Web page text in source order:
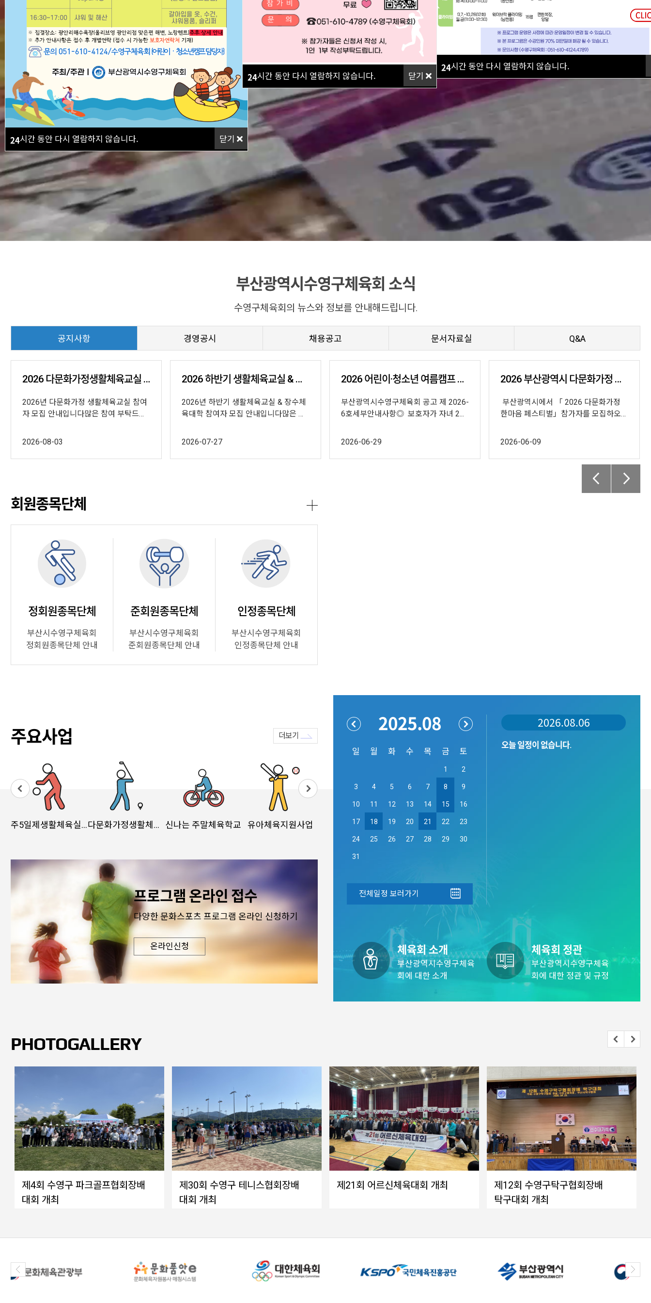
24시간 동안 다시 열람하지 않습니다. 닫기
24시간 동안 다시 열람하지 않습니다.
24시간 동안 다시 열람하지 않습니다. 닫기
부산광역시수영구체육회 소식
수영구체육회의 뉴스와 정보를 안내해드립니다.
공지사항 경영공시 채용공고 문서자료실 Q&A
2026 다문화가정생활체육교실 참가자 안내 모집
2026년 다문화가정 생활체육교실 참여
자 모집 안내입니다많은 참여 부탁드립
2026-08-03
2026 하반기 생활체육교실 & 장수체육대학 참여자 모…
2026년 하반기 생활체육교실 & 장수체
육대학 참여자 모집 안내입니다많은 참
2026-07-27
2026 어린이·청소년 여름캠프 참가자 모집 안내
부산광역시수영구체육회 공고 제 2026-
6호세부안내사항◎ 보호자가 자녀 2...
2026-06-29
2026 부산광역시 다문화가정 한마음 페스티벌 참가자 …
부산광역시에서 「 2026 다문화가정
한마음 페스티벌」참가자를 모집하오니
2026-06-09
회원종목단체
정회원종목단체
부산시수영구체육회
정회원종목단체 안내
준회원종목단체
부산시수영구체육회
준회원종목단체 안내
인정종목단체
부산시수영구체육회
인정종목단체 안내
주요사업 더보기
주5일제생활체육실천광장 다문화가정생활체육지원 신나는 주말체육학교 유아체육지원사업 해달맞이생활체육교실 생활체육교실
프로그램 온라인 접수
다양한 문화스포츠 프로그램 온라인 신청하기
온라인신청
2025.08
일 월 화 수 목 금 토
1 2
3 4 5 6 7 8 9
10 11 12 13 14 15 16
17 18 19 20 21 22 23
24 25 26 27 28 29 30
31
전체일정 보러가기
2026.08.06
오늘 일정이 없습니다.
체육회 소개
부산광역시수영구체육
회에 대한 소개
체육회 정관
부산광역시수영구체육
회에 대한 정관 및 규정
PHOTOGALLERY
제4회 수영구 파크골프협회장배
대회 개최
제30회 수영구 테니스협회장배
대회 개최
제21회 어르신체육대회 개최
제12회 수영구탁구협회장배
탁구대회 개최